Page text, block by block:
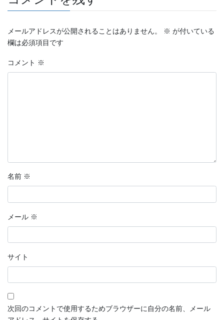
メールアドレスが公開されることはありません。 ※ が付いている
欄は必須項目です
コメント ※
名前 ※
メール ※
サイト
次回のコメントで使用するためブラウザーに自分の名前、メール